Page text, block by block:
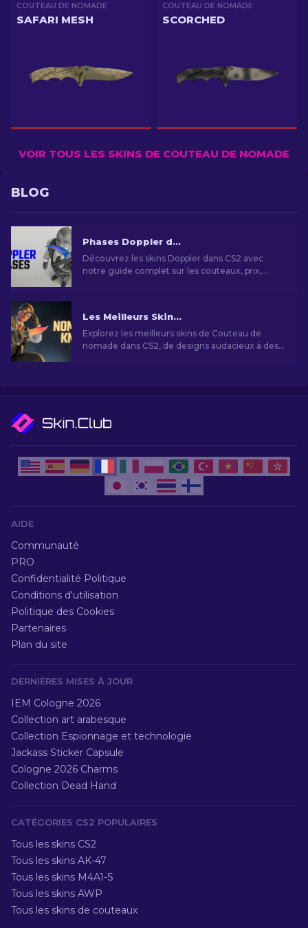
COUTEAU DE NOMADE
SAFARI MESH
COUTEAU DE NOMADE
SCORCHED
VOIR TOUS LES SKINS DE COUTEAU DE NOMADE
BLOG
Phases Doppler dans CS2 : Guide complet (Couteaux & Prix)
Découvrez les skins Doppler dans CS2 avec
notre guide complet sur les couteaux, prix,
Les Meilleurs Skins de Couteau de nomade dans CS2
Explorez les meilleurs skins de Couteau de
nomade dans CS2, de designs audacieux à des
AIDE
Communauté
PRO
Confidentialité Politique
Conditions d'utilisation
Politique des Cookies
Partenaires
Plan du site
DERNIÈRES MISES À JOUR
IEM Cologne 2026
Collection art arabesque
Collection Espionnage et technologie
Jackass Sticker Capsule
Cologne 2026 Charms
Collection Dead Hand
CATÉGORIES CS2 POPULAIRES
Tous les skins CS2
Tous les skins AK-47
Tous les skins M4A1-S
Tous les skins AWP
Tous les skins de couteaux